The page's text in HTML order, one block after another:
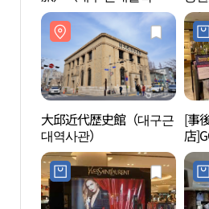
（근대로의 여행））
大邱近代歴史館（대구근
대역사관）
[事
店
テ
(골
점)